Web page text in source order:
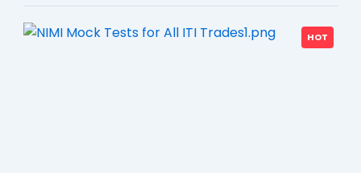
HOT